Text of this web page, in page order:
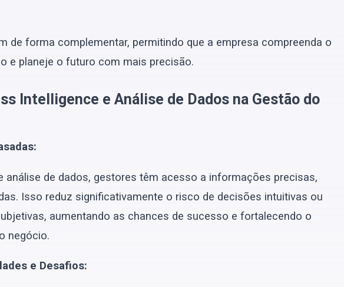
de forma complementar, permitindo que a empresa compreenda o
e planeje o futuro com mais precisão.
Intelligence e Análise de Dados na Gestão do
análise de dados, gestores têm acesso a informações precisas,
Isso reduz significativamente o risco de decisões intuitivas ou
aumentando as chances de sucesso e fortalecendo o
negócio.
e Desafios: